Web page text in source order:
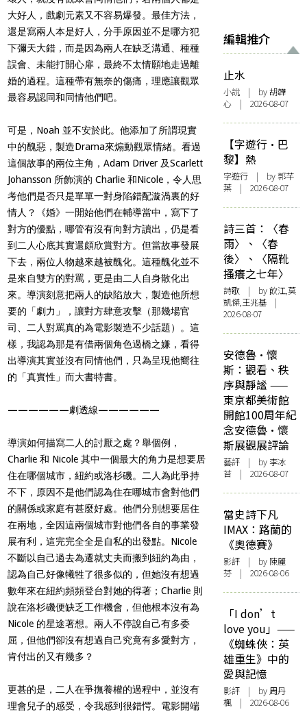
大好人，戲劇元素又不容易爆發。最佳方法，
還是寫兩人本是好人，分手原因並不是哪方犯
下彌天大錯，而是因為兩人在缺乏溝通、種種
誤會、未能打開心扉，最終不太情願地走過離
婚的過程。這種帶有無奈的傷痛，理應讓觀眾
最容易認同和同情他們吧。
可是，Noah 並不安於此。他添加了所謂現實
中的醜惡，製造Drama來煽動觀眾情緒。看過
這個故事的兩位主角，Adam Driver 及Scarlett
Johansson 所飾演的 Charlie 和Nicole，令人思
考他們是否只是單單一對身陷錯配漩渦裏的好
情人？《婚》一開始他們在輔導當中，寫下了
對方的優點，哪管有沒有向對方讀出，仍是看
到二人心底其實還頗欣賞對方。但當故事發展
下去，兩位人物越來越被醜化。這種醜化並不
是來自雙方的對罵，更是由二人自身散化出
來。導演刻意把兩人的缺陷放大，製造他所想
要的「劇力」，讓對方肆意攻擊（那幾場官
司、二人對罵真的為電影製造不少話題）
。這
樣，我認為那是有借兩個角色過橋之嫌，看得
出導演其實並沒有同情他們，只為呈現他嚮往
的「真實性」而大書特書。
——————劇透線——————
導演如何描寫二人的討厭之處？舉個例，
Charlie 和 Nicole 其中一個最大的角力是想要居
住在哪個城市，紐約或洛杉磯。二人為此爭持
不下， 原因不是他們認為住在哪城市會對他們
的關係或家庭有甚麼好處。他們分別想要居住
在兩地，全因這兩個城市對他們各自的事業發
展有利，這完完全全是自私的出發點。Nicole
不斷以自己過去為遷就丈夫而搬到紐約為由，
認為自己好像犧牲了很多似的，但她沒有想過
數年來在紐約頻頻登台對她的得著；Charlie 則
說在洛杉磯便缺乏工作機會，但他根本沒有為
Nicole 的星途著想。兩人不停說自己有多委
屈，但他們卻沒有想過自己究竟有多愛對方，
肯付出的又有幾多？
更甚的是，二人在爭撫養權的過程中，並沒有
理會兒子的感受，令我感到很錯愕。電影開端
編輯推介
止水
小說 | by 胡韡
心 | 2026-08-07
【字遊行·巴
黎】熱
字遊行 | by 郭芊
葉 | 2026-08-07
詩三首：〈春
雨〉、〈春
後〉、〈隔靴
搔癢之七年〉
詩歌 | by 飲江,莫
凱傑,王兆基 |
2026-08-07
安德魯·懷
斯：觀看、秩
序與靜謐 ——
東京都美術館
開館100周年紀
念安德魯·懷
斯展觀展評論
藝評 | by 李冰
苔 | 2026-08-07
當史詩下凡
IMAX：路蘭的
《奧德賽》
影評 | by 陳麗
芬 | 2026-08-06
「I don’t
love you」——
《蜘蛛俠：英
雄重生》中的
愛與記憶
影評 | by周丹
楓 | 2026-08-06